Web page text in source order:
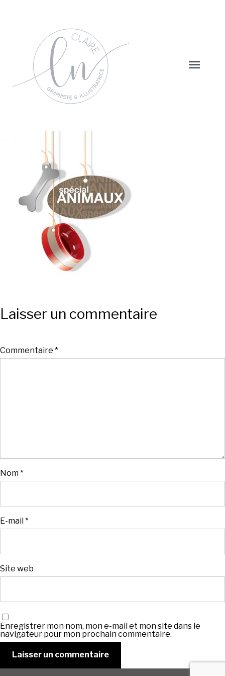
Laisser un commentaire
Commentaire *
Nom*
E-mail*
Site web
Enregistrer mon nom, mon e-mail et mon site dans le
navigateur pour mon prochain commentaire.